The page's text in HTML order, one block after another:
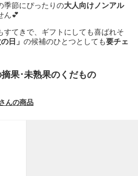
季節にぴったりの大人向けノンアル
ん💕
すてきで、ギフトにしても喜ばれそ
の日」 の候補のひとつとしても要チェ
果･未熟果のくだもの
んの商品